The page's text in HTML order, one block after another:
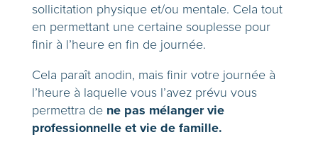
sollicitation physique et/ou mentale. Cela tout
en permettant une certaine souplesse pour
finir à l’heure en fin de journée.
Cela paraît anodin, mais finir votre journée à
l’heure à laquelle vous l’avez prévu vous
permettra de ne pas mélanger vie
professionnelle et vie de famille.